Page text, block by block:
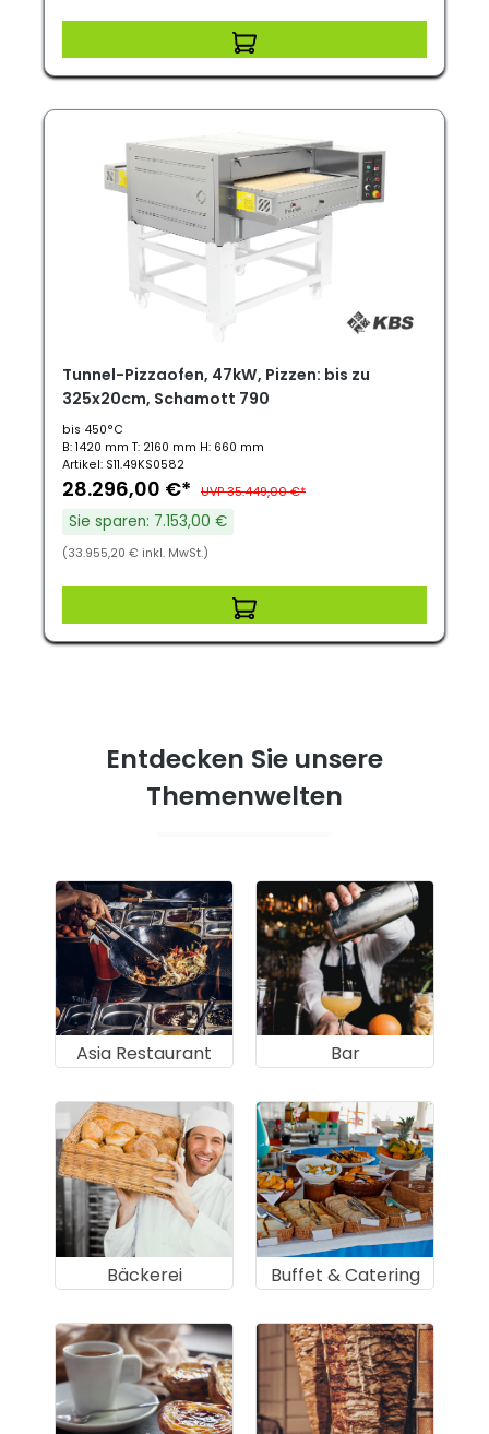
Tunnel-Pizzaofen, 47kW, Pizzen: bis zu
325x20cm, Schamott 790
bis 450°C
B: 1420 mm T: 2160 mm H: 660 mm
Artikel: S11.49KS0582
28.296,00 €* UVP 35.449,00 €*
Sie sparen: 7.153,00 €
(33.955,20 € inkl. MwSt.)
Entdecken Sie unsere
Themenwelten
Asia Restaurant Bar
Bäckerei Buffet & Catering